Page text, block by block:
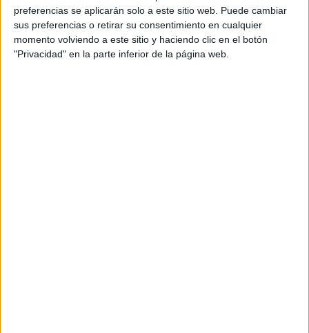
preferencias se aplicarán solo a este sitio web. Puede cambiar
sus preferencias o retirar su consentimiento en cualquier
momento volviendo a este sitio y haciendo clic en el botón
"Privacidad" en la parte inferior de la página web.